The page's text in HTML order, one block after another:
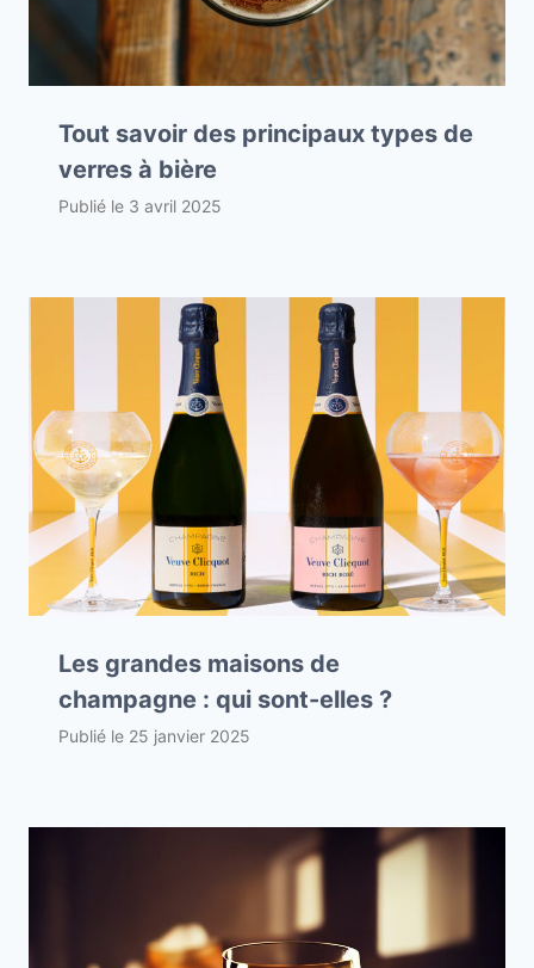
Tout savoir des principaux types de
verres à bière
Publié le 3 avril 2025
Les grandes maisons de
champagne : qui sont-elles ?
Publié le 25 janvier 2025